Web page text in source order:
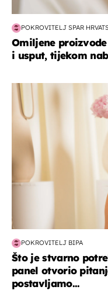
POKROVITELJ SPAR
Omiljene
i usput, tijekom
moda & ljepota
POKROVITELJ BIPA
Što je stvarno
panel otvorio
postavljamo...